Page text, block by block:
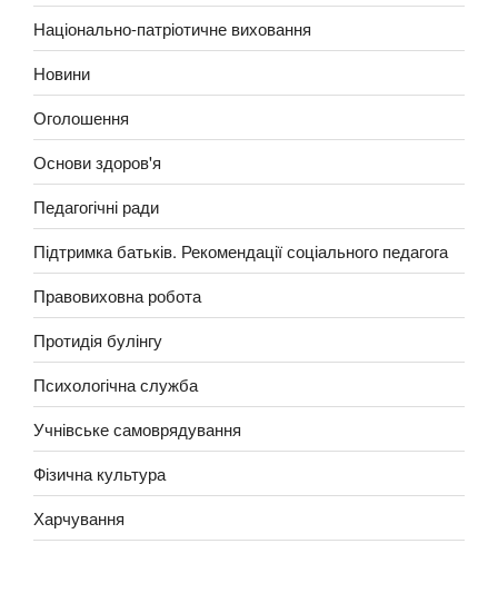
Національно-патріотичне виховання
Новини
Оголошення
Основи здоров'я
Педагогічні ради
Підтримка батьків. Рекомендації соціального педагога
Правовиховна робота
Протидія булінгу
Психологічна служба
Учнівське самоврядування
Фізична культура
Харчування